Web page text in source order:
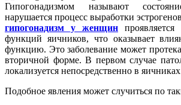
Гипогонадизмом называют
нарушается процесс выработки
гипогонадизм у женщин
функций яичников, что оказывает
функцию. Это заболевание может
вторичной форме. В первом случае
локализуется непосредственно в
Подобное явления может случиться по